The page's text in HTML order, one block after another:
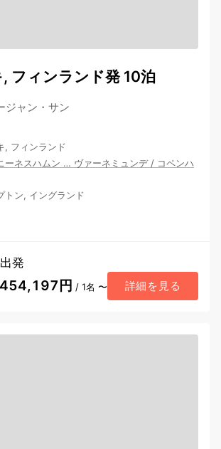
フィンランド発 10泊
ジャン・サン
, フィンランド
ーネスハムン … ヴァーネミュンデ/ コペンハ
トン, イングランド
発
454,197円 / 1名 〜 詳細を見る